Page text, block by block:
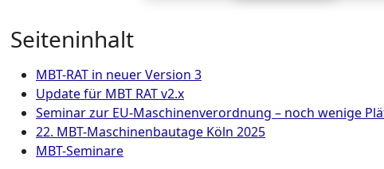
Seiteninhalt
MBT-RAT in neuer Version 3
Update für MBT RAT v2.x
Seminar zur EU-Maschinenverordnung – noch wenige
22. MBT-Maschinenbautage Köln 2025
MBT-Seminare